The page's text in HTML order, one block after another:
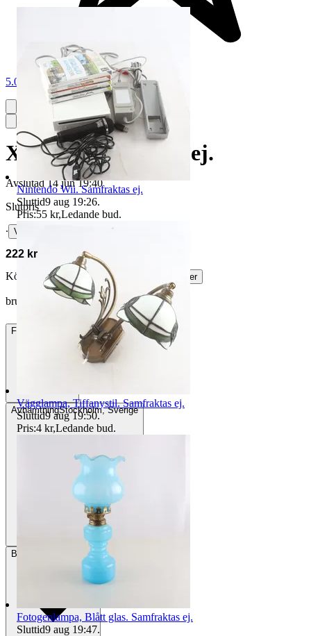
5.0
X-box. Samfraktas ej.
Avslutad 14 jun 19:40
Slutpris
∙ Visa bud
222 kr
Köparskydd är valfritt hos företag.
Läs mer
bruzze vann auktionen
Frakt
AvhämtningStockholm, Sverige
Betalning Via Tradera
Nintendo Wii. Samfraktas ej.
Sluttid9 aug 19:26.
Pris:55 kr,Ledande bud.
Vägglampa, Tiffanystil. Samfraktas ej.
Sluttid9 aug 19:50.
Pris:4 kr,Ledande bud.
Fotogenlampa, Blått glas. Samfraktas ej.
Sluttid9 aug 19:47.